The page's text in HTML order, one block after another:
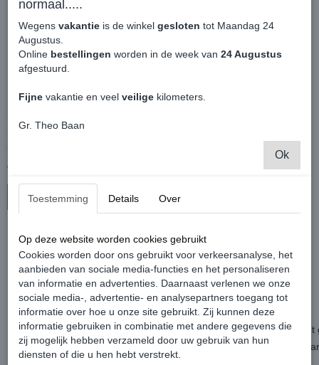
Set Mistlamp Grille Zwart Voorbumper
€ 29,99
In winkelwagen
Veiligheid &Kenniszijn de twee belangrijke aspecten als
Het is mogelijk om je bestelde producten te latenafleveren
bij 1
normaal.....
Wegens vakantie is de winkel gesloten tot Maandag 24
Augustus.
Online bestellingen worden in de week van 24 Augustus
afgestuurd.
Fijne vakantie en veel veilige kilometers.
Gr. Theo Baan
Ok
Toestemming Details Over
Op deze website worden cookies gebruikt
Cookies worden door ons gebruikt voor verkeersanalyse, het
aanbieden van sociale media-functies en het personaliseren
van informatie en advertenties. Daarnaast verlenen we onze
sociale media-, advertentie- en analysepartners toegang tot
informatie over hoe u onze site gebruikt. Zij kunnen deze
informatie gebruiken in combinatie met andere gegevens die
zij mogelijk hebben verzameld door uw gebruik van hun
diensten of die u hen hebt verstrekt.